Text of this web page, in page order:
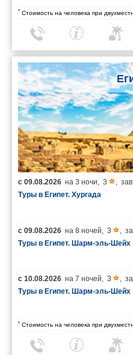
* Стоимость на человека при
с 09.08.2026 на 3 ночи, 3 ,
Туры в Египет. Хургада
с 09.08.2026 на 8 ночей, 3 ,
Туры в Египет. Шарм-эль-Шейх
с 10.08.2026 на 7 ночей, 3 ,
Туры в Египет. Шарм-эль-Шейх
* Стоимость на человека при